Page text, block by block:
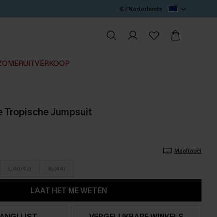
€ / Nederlands
Tropische Jumpsuit
Maattabel
L(40/42) XL(44)
LAAT HET ME WETEN